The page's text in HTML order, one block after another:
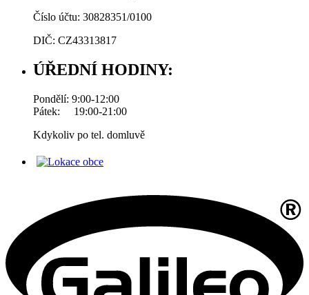
Číslo účtu: 30828351/0100
DIČ: CZ43313817
ÚŘEDNÍ HODINY:
Pondělí: 9:00-12:00
Pátek: 19:00-21:00
Kdykoliv po tel. domluvě